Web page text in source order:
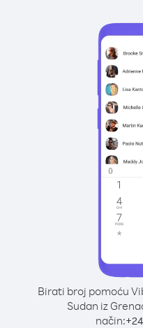
Birati broj pomoću
Sudan iz
način:+